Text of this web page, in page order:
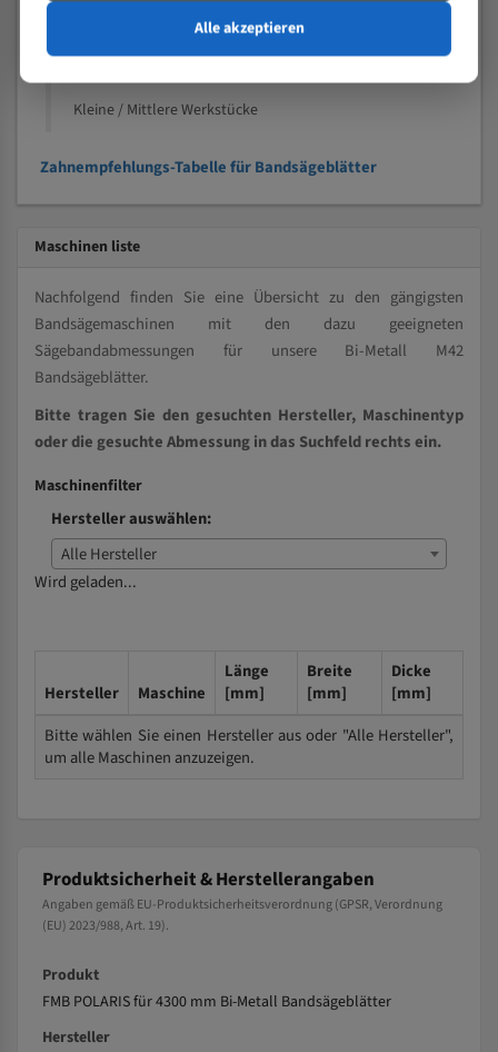
Speziell entwickelt für Profile / Rohre
Kleine und mittlere Profile / Kleine Durchmesser
Vollmaterial
Kleine / Mittlere Werkstücke
Zahnempfehlungs-Tabelle für Bandsägeblätter
Maschinen liste
Nachfolgend finden Sie eine Übersicht zu den gängigsten
Bandsägemaschinen mit den dazu geeigneten
Sägebandabmessungen für unsere Bi-Metall M42
Bandsägeblätter.
Bitte tragen Sie den gesuchten Hersteller, Maschinentyp
oder die gesuchte Abmessung in das Suchfeld rechts ein.
Maschinenfilter
Hersteller auswählen:
Alle Hersteller
Wird geladen...
Hersteller Maschine
Länge
[mm]
Breite
[mm]
Dicke
[mm]
Bitte wählen Sie einen Hersteller aus oder "Alle Hersteller",
um alle Maschinen anzuzeigen.
Produktsicherheit & Herstellerangaben
Angaben gemäß EU-Produktsicherheitsverordnung (GPSR, Verordnung
(EU) 2023/988, Art. 19).
Produkt
FMB POLARIS für 4300 mm Bi-Metall Bandsägeblätter
Hersteller
Alle akzeptieren